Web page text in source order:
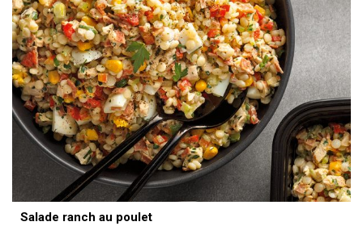
Salade ranch au poulet